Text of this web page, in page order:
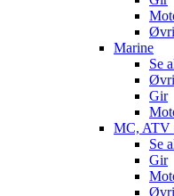
Marine
Se
Gir
MC, ATV
Se
Gir